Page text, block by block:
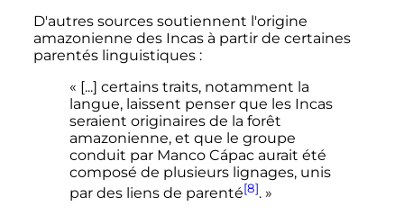
D'autres sources soutiennent l'origine
amazonienne des Incas à partir de certaines
parentés linguistiques :
« [...] certains traits, notamment la
langue, laissent penser que les Incas
seraient originaires de la forêt
amazonienne, et que le groupe
conduit par Manco Cápac aurait été
composé de plusieurs lignages, unis
par des liens de parenté[8]. »